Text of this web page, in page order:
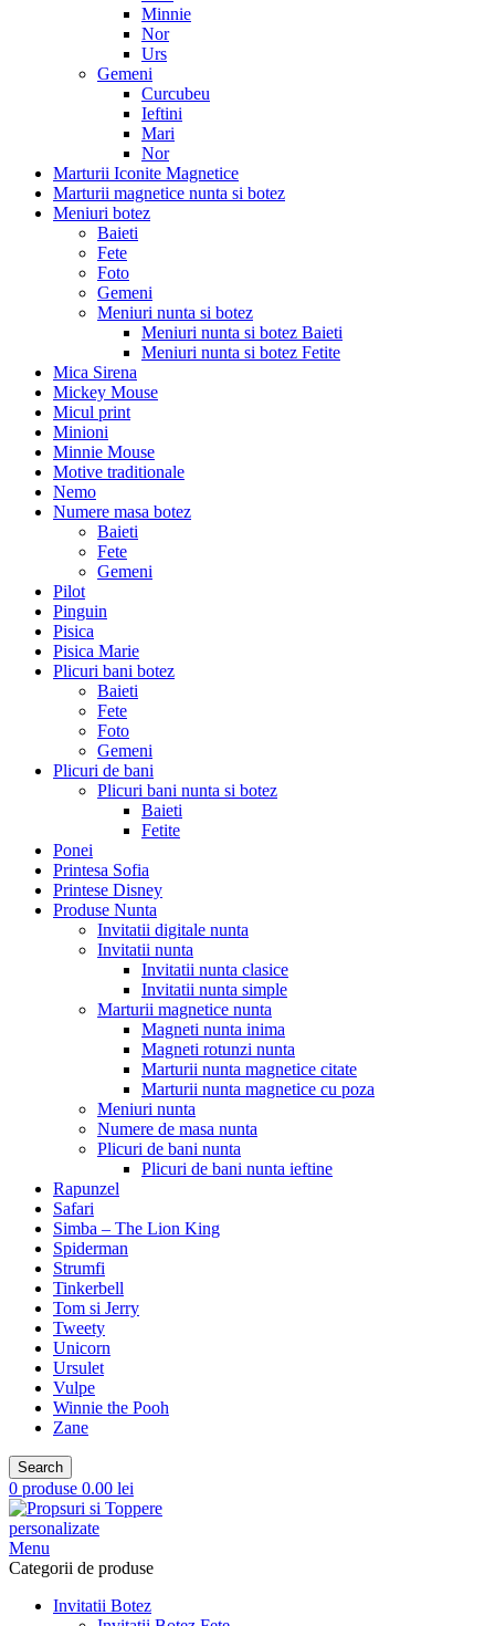
Minnie
Nor
Urs
Gemeni
Curcubeu
Ieftini
Mari
Nor
Marturii Iconite Magnetice
Marturii magnetice nunta si botez
Meniuri botez
Baieti
Fete
Foto
Gemeni
Meniuri nunta si botez
Meniuri nunta si botez Baieti
Meniuri nunta si botez Fetite
Mica Sirena
Mickey Mouse
Micul print
Minioni
Minnie Mouse
Motive traditionale
Nemo
Numere masa botez
Baieti
Fete
Gemeni
Pilot
Pinguin
Pisica
Pisica Marie
Plicuri bani botez
Baieti
Fete
Foto
Gemeni
Plicuri de bani
Plicuri bani nunta si botez
Baieti
Fetite
Ponei
Printesa Sofia
Printese Disney
Produse Nunta
Invitatii digitale nunta
Invitatii nunta
Invitatii nunta clasice
Invitatii nunta simple
Marturii magnetice nunta
Magneti nunta inima
Magneti rotunzi nunta
Marturii nunta magnetice citate
Marturii nunta magnetice cu poza
Meniuri nunta
Numere de masa nunta
Plicuri de bani nunta
Plicuri de bani nunta ieftine
Rapunzel
Safari
Simba – The Lion King
Spiderman
Strumfi
Tinkerbell
Tom si Jerry
Tweety
Unicorn
Ursulet
Vulpe
Winnie the Pooh
Zane
Search
0 produse 0.00 lei
Menu
Categorii de produse
Invitatii Botez